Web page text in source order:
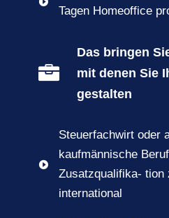
Tagen Homeoffice

Das bringen
mit denen Sie
gestalten

Steuerfachwirt oder
kaufmännische
Zusatzqualifika- tion
international